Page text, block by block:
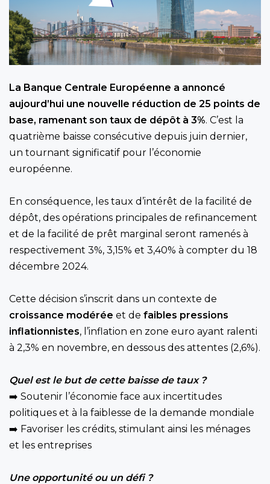
La Banque Centrale Européenne a annoncé
aujourd’hui une nouvelle réduction de 25 points de
base, ramenant son taux de dépôt à 3%. C’est la
quatrième baisse consécutive depuis juin dernier,
un tournant significatif pour l’économie
européenne.
En conséquence, les taux d’intérêt de la facilité de
dépôt, des opérations principales de refinancement
et de la facilité de prêt marginal seront ramenés à
respectivement 3%, 3,15% et 3,40% à compter du 18
décembre 2024.
Cette décision s’inscrit dans un contexte de
croissance modérée et de faibles pressions
inflationnistes, l’inflation en zone euro ayant ralenti
à 2,3% en novembre, en dessous des attentes (2,6%).
Quel est le but de cette baisse de taux ?
➡️ Soutenir l’économie face aux incertitudes
politiques et à la faiblesse de la demande mondiale
➡️ Favoriser les crédits, stimulant ainsi les ménages
et les entreprises
Une opportunité ou un défi ?